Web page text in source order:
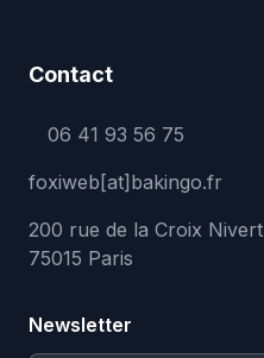
Contact
06 41 93 56 75
foxiweb[at]bakingo.fr
200 rue de la Croix Nivert
75015 Paris
Newsletter